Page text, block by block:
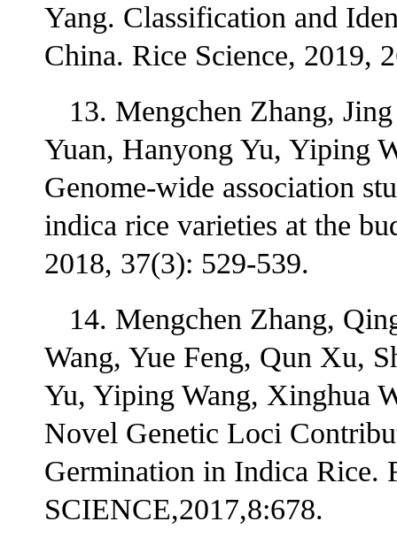
Yang. Classification and
China. Rice Science, 2019,
13. Mengchen Zhang,
Yuan, Hanyong Yu, Yiping
Genome-wide association
indica rice varieties at the
2018, 37(3): 529-539.
14. Mengchen Zhang,
Wang, Yue Feng, Qun Xu,
Yu, Yiping Wang, Xinghua
Novel Genetic Loci
Germination in Indica
SCIENCE,2017,8:678.